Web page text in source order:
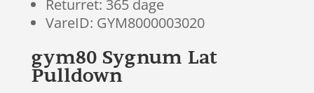
Returret: 365 dage
VareID: GYM8000003020
gym80 Sygnum Lat
Pulldown